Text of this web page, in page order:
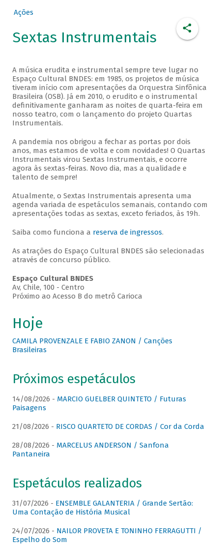
Ações
Sextas Instrumentais
A música erudita e instrumental sempre teve lugar no
Espaço Cultural BNDES: em 1985, os projetos de música
tiveram início com apresentações da Orquestra Sinfônica
Brasileira (OSB). Já em 2010, o erudito e o instrumental
definitivamente ganharam as noites de quarta-feira em
nosso teatro, com o lançamento do projeto Quartas
Instrumentais.
A pandemia nos obrigou a fechar as portas por dois
anos, mas estamos de volta e com novidades! O Quartas
Instrumentais virou Sextas Instrumentais, e ocorre
agora às sextas-feiras. Novo dia, mas a qualidade e
talento de sempre!
Atualmente, o Sextas Instrumentais apresenta uma
agenda variada de espetáculos semanais, contando com
apresentações todas as sextas, exceto feriados, às 19h.
Saiba como funciona a reserva de ingressos.
As atrações do Espaço Cultural BNDES são selecionadas
através de concurso público.
Espaço Cultural BNDES
Av, Chile, 100 - Centro
Próximo ao Acesso B do metrô Carioca
Hoje
CAMILA PROVENZALE E FABIO ZANON / Canções
Brasileiras
Próximos espetáculos
14/08/2026 - MARCIO GUELBER QUINTETO / Futuras
Paisagens
21/08/2026 - RISCO QUARTETO DE CORDAS / Cor da Corda
28/08/2026 - MARCELUS ANDERSON / Sanfona
Pantaneira
Espetáculos realizados
31/07/2026 - ENSEMBLE GALANTERIA / Grande Sertão:
Uma Contação de História Musical
24/07/2026 - NAILOR PROVETA E TONINHO FERRAGUTTI /
Espelho do Som